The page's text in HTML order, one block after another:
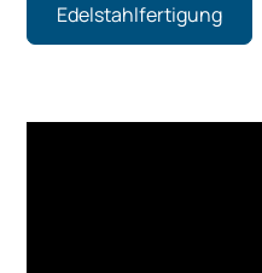
Edelstahlfertigung